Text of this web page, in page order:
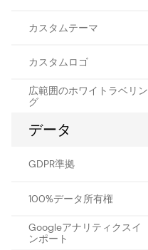
カスタムテーマ
カスタムロゴ
広範囲のホワイトラベリン
グ
データ
GDPR準拠
100%データ所有権
Googleアナリティクスイ
ンポート